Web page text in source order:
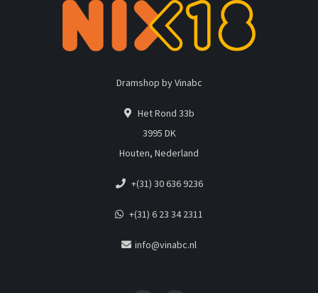
Dramshop by Vinabc
Het Rond 33b
3995 DK
Houten, Nederland
+(31) 30 636 9236
+(31) 6 23 34 2311
info@vinabc.nl